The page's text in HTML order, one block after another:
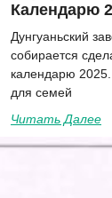
Календарю
Дунгуаньский
собирается
календарю
для семей
Читать Далее